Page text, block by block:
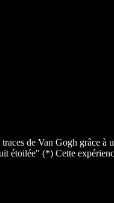
de Van Gogh grâce
étoilée" (*) Cette